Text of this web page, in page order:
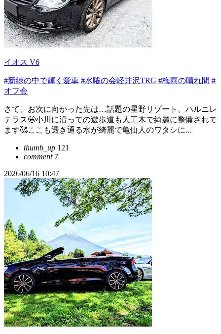
イオス V6
#新緑の中で輝く愛車 #水曜の会軽井沢TRG #梅雨の晴れ間 #
オフ会
さて、お次に向かった先は…話題の星野リゾート、ハルニレ
テラス🤩小川に沿っての遊歩道も人工木で綺麗に整備されて
ます🥰ここも透き通る水が綺麗で亀仙人のワタシに...
thumb_up 121
comment7
2026/06/16 10:47